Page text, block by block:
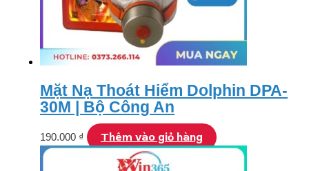
Mặt Nạ Thoát Hiểm Dolphin DPA-
30M | Bộ Công An
190.000 ₫ Thêm vào giỏ hàng